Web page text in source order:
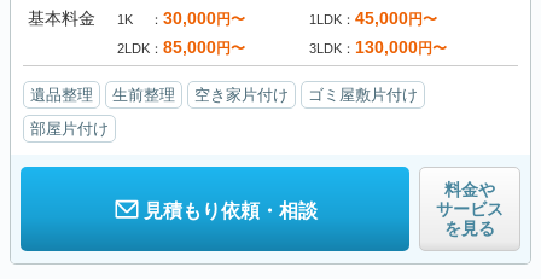
基本料金 1K 30,000円〜 1LDK 45,000円〜
2LDK 85,000円〜 3LDK 130,000円〜
遺品整理 生前整理 空き家片付け
ゴミ屋敷片付け
部屋片付け
見積もり依頼・相談
料金や
サービス
を見る